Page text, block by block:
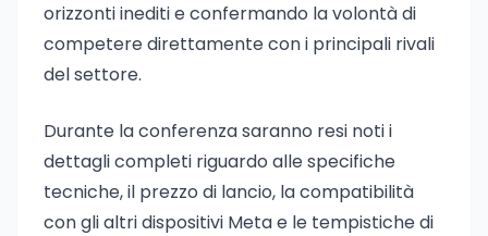
orizzonti inediti e confermando la volontà di
competere direttamente con i principali rivali
del settore.
Durante la conferenza saranno resi noti i
dettagli completi riguardo alle specifiche
tecniche, il prezzo di lancio, la compatibilità
con gli altri dispositivi Meta e le tempistiche di